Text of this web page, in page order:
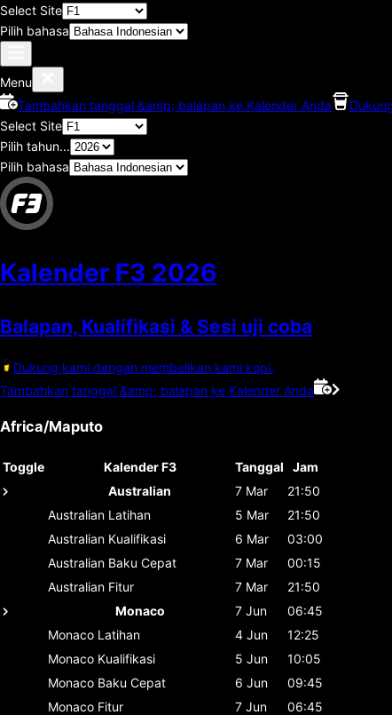
Select Site
Pilih bahasa
Menu
Tambahkan tanggal &amp; balapan ke Kalender Anda
Select Site
Pilih tahun...
Pilih bahasa
Kalender F3 2026
Balapan, Kualifikasi & Sesi uji coba
Dukung kami dengan membelikan kami kopi.
Tambahkan tanggal &amp; balapan ke Kalender Anda
Africa/Maputo
Toggle Kalender F3 Tanggal
Jam
Australian
7 Mar
21:50
Australian Latihan 5 Mar
21:50
Australian Kualifikasi 6 Mar
03:00
Australian Baku Cepat 7 Mar
00:15
Australian Fitur 7 Mar
21:50
Monaco
7 Jun
06:45
Monaco Latihan 4 Jun
12:25
Monaco Kualifikasi 5 Jun
10:05
Monaco Baku Cepat 6 Jun
09:45
Monaco Fitur 7 Jun
06:45